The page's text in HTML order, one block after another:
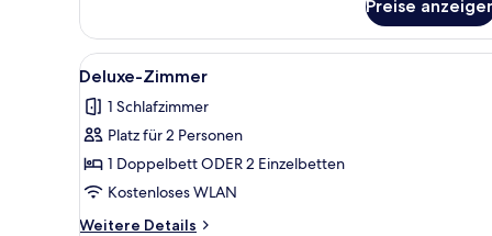
Interior
Room
Preise
Alle
Fotos
für
Deluxe-
Zimmer
anzeigen
Ein ordentlich bezogenes
2
Deluxe-Zimmer
1 Schlafzimmer
Platz für 2 Personen
1 Doppelbett ODER 2 Einzelbetten
Kostenloses WLAN
Weitere Details
Weitere